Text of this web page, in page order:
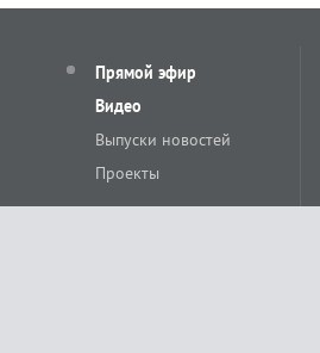
Прямой эфир
Видео
Выпуски новостей
Проекты